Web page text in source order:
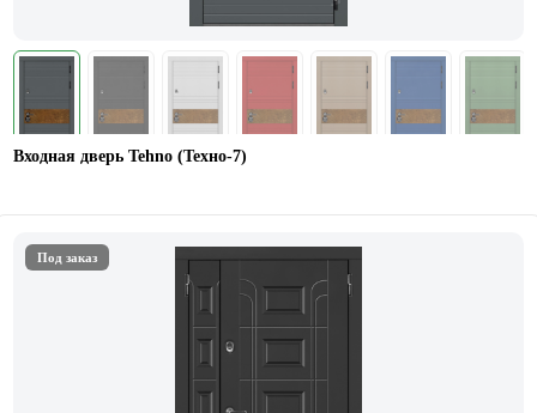
Входная дверь Tehno (Техно-7)
Под заказ